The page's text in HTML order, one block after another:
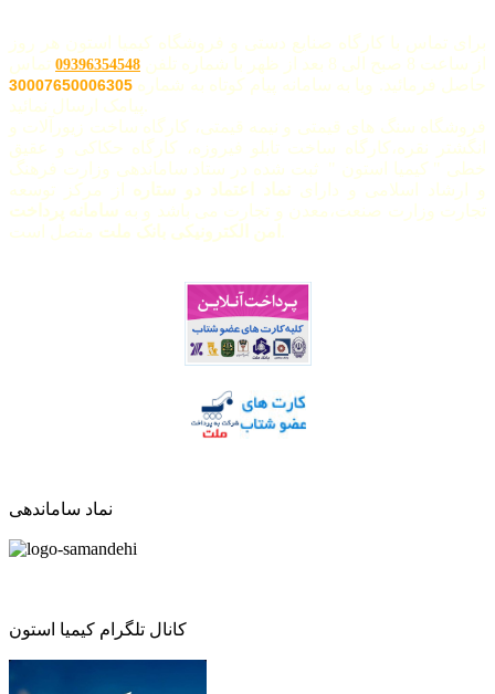
برای تماس با کارگاه صنایع دستی و فروشگاه کیمیا استون هر روز
از ساعت 8 صبح الی 8 بعد از ظهر با شماره تلفن
09396354548 تماس
حاصل فرمائید. ویا به سامانه پیام کوتاه به شماره 30007650006305
فروشگاه سنگ های قیمتی و نیمه قیمتی، کارگاه ساخت زیورآلات و
انگشتر نقره،کارگاه ساخت تابلو فیروزه، کارگاه حکاکی و عقیق
خطی " کیمیا استون " ثبت شده در ستاد ساماندهی وزارت فرهنگ
و ارشاد اسلامی و دارای نماد اعتماد دو ستاره
از مرکز توسعه
تجارت وزارت صنعت،معدن و تجارت می باشد و به سامانه پرداخت
امن الکترونیکی بانک ملت
نماد ساماندهی
کانال تلگرام کیمیا استون